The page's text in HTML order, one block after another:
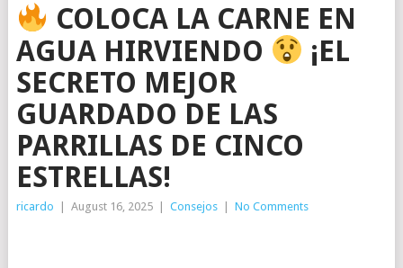
COLOCA LA CARNE EN
AGUA HIRVIENDO
¡EL
SECRETO MEJOR
GUARDADO DE LAS
PARRILLAS DE CINCO
ESTRELLAS!
ricardo | August 16, 2025 | Consejos | No Comments